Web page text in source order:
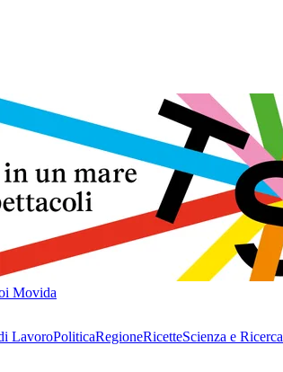
Movida
LavoroPoliticaRegioneRicetteScienza e Ricerca